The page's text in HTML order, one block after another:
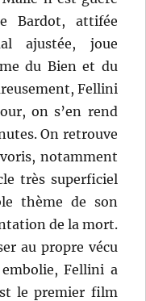
Bardot, attifée
ajustée, joue
du Bien et du
Fellini
on s’en rend
On retrouve
notamment
très superficiel
thème de son
de la mort.
au propre vécu
Fellini a
le premier film